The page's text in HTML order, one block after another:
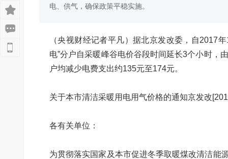
电、供气，确保政策平稳实施。
（央视财经记者平凡）据北京发改委，自2017
电”分户自采暖峰谷电价谷段时间延长3个小时，
户均减少电费支出约135元至174元。
关于本市清洁采暖用电用气价格的通知京发改
各有关单位：
为贯彻落实国家及本市促进冬季取暖煤改清洁能